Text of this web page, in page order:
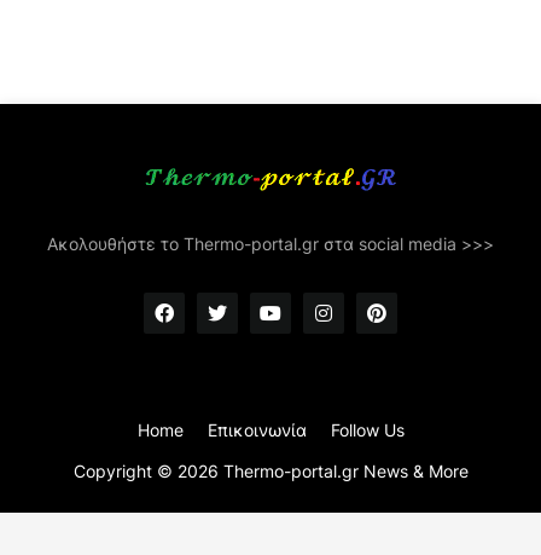
Ακολουθήστε το Thermo-portal.gr στα social media >>>
Copyright © 2026 Thermo-portal.gr News & More
Home Επικοινωνία Follow Us